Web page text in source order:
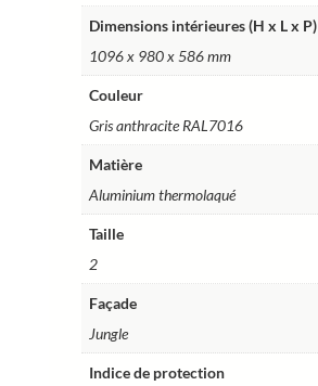
Dimensions intérieures (H x L x P)
1096 x 980 x 586 mm
Couleur
Gris anthracite RAL7016
Matière
Aluminium thermolaqué
Taille
2
Façade
Jungle
Indice de protection